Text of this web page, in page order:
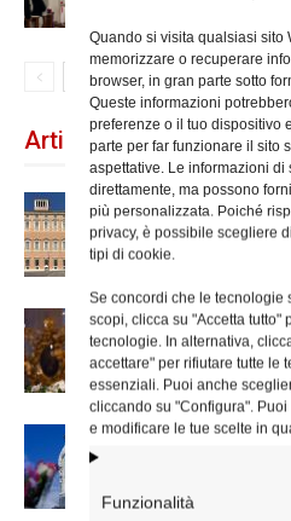
Quando si visita qualsiasi sito
memorizzare o recuperare
browser, in gran parte sotto
Queste informazioni
preferenze o il tuo dispositivo
parte per far funzionare il sito
aspettative. Le informazioni di
direttamente, ma possono
più personalizzata. Poiché
privacy, è possibile scegliere
tipi di cookie.
Se concordi che le tecnologie
scopi, clicca su "Accetta tutto"
tecnologie. In alternativa,
accettare" per rifiutare tutte le
essenziali. Puoi anche
cliccando su "Configura".
e modificare le tue scelte in
Funzionalità
Articoli recenti
Chiusura
Roma
La Madonna
Maggiore
Dal 28 al 31